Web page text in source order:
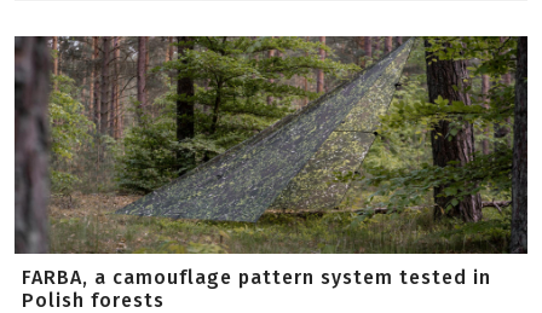
FARBA, a camouflage pattern system tested in
Polish forests